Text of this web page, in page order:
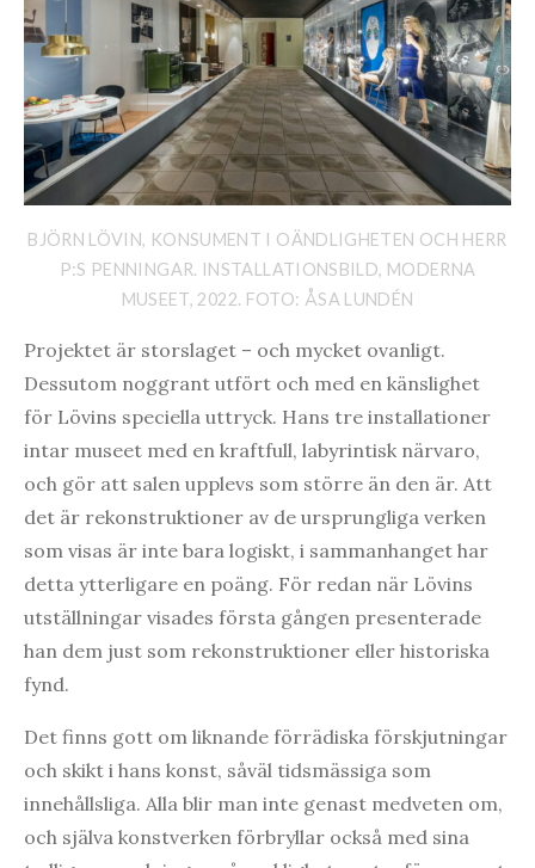
BJÖRN LÖVIN, KONSUMENT I OÄNDLIGHETEN OCH HERR
P:S PENNINGAR. INSTALLATIONSBILD, MODERNA
MUSEET, 2022. FOTO: ÅSA LUNDÉN
Projektet är storslaget – och mycket ovanligt.
Dessutom noggrant utfört och med en känslighet
för Lövins speciella uttryck. Hans tre installationer
intar museet med en kraftfull, labyrintisk närvaro,
och gör att salen upplevs som större än den är. Att
det är rekonstruktioner av de ursprungliga verken
som visas är inte bara logiskt, i sammanhanget har
detta ytterligare en poäng. För redan när Lövins
utställningar visades första gången presenterade
han dem just som rekonstruktioner eller historiska
fynd.
Det finns gott om liknande förrädiska förskjutningar
och skikt i hans konst, såväl tidsmässiga som
innehållsliga. Alla blir man inte genast medveten om,
och själva konstverken förbryllar också med sina